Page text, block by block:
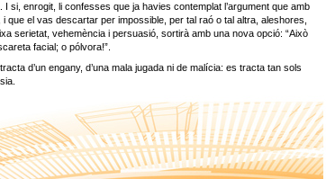
si, enrogit, li confesses que ja havies contemplat l’argument que amb
que el vas descartar per impossible, per tal raó o tal altra, aleshores,
serietat, vehemència i persuasió, sortirà amb una nova opció: “Això
facial; o pólvora!”.
d’un engany, d’una mala jugada ni de malícia: es tracta tan sols